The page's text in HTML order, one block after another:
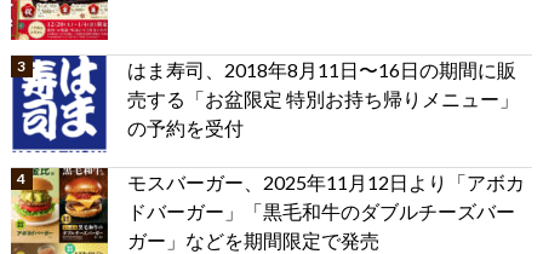
はま寿司、2018年8月11日〜16日の期間に販
売する「お盆限定 特別お持ち帰りメニュー」
の予約を受付
モスバーガー、2025年11月12日より「アボカ
ドバーガー」「黒毛和牛のダブルチーズバー
ガー」などを期間限定で発売